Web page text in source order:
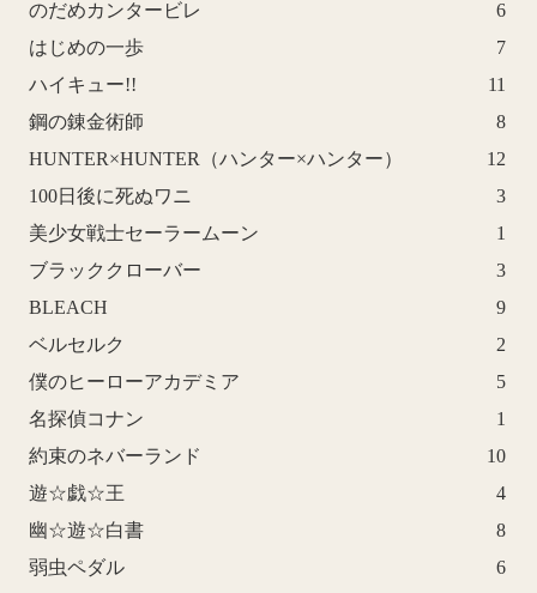
のだめカンタービレ
6
はじめの一歩
7
ハイキュー!!
11
鋼の錬金術師
8
HUNTER×HUNTER（ハンター×ハンター）
12
100日後に死ぬワニ
3
美少女戦士セーラームーン
1
ブラッククローバー
3
BLEACH
9
ベルセルク
2
僕のヒーローアカデミア
5
名探偵コナン
1
約束のネバーランド
10
遊☆戯☆王
4
幽☆遊☆白書
8
弱虫ペダル
6